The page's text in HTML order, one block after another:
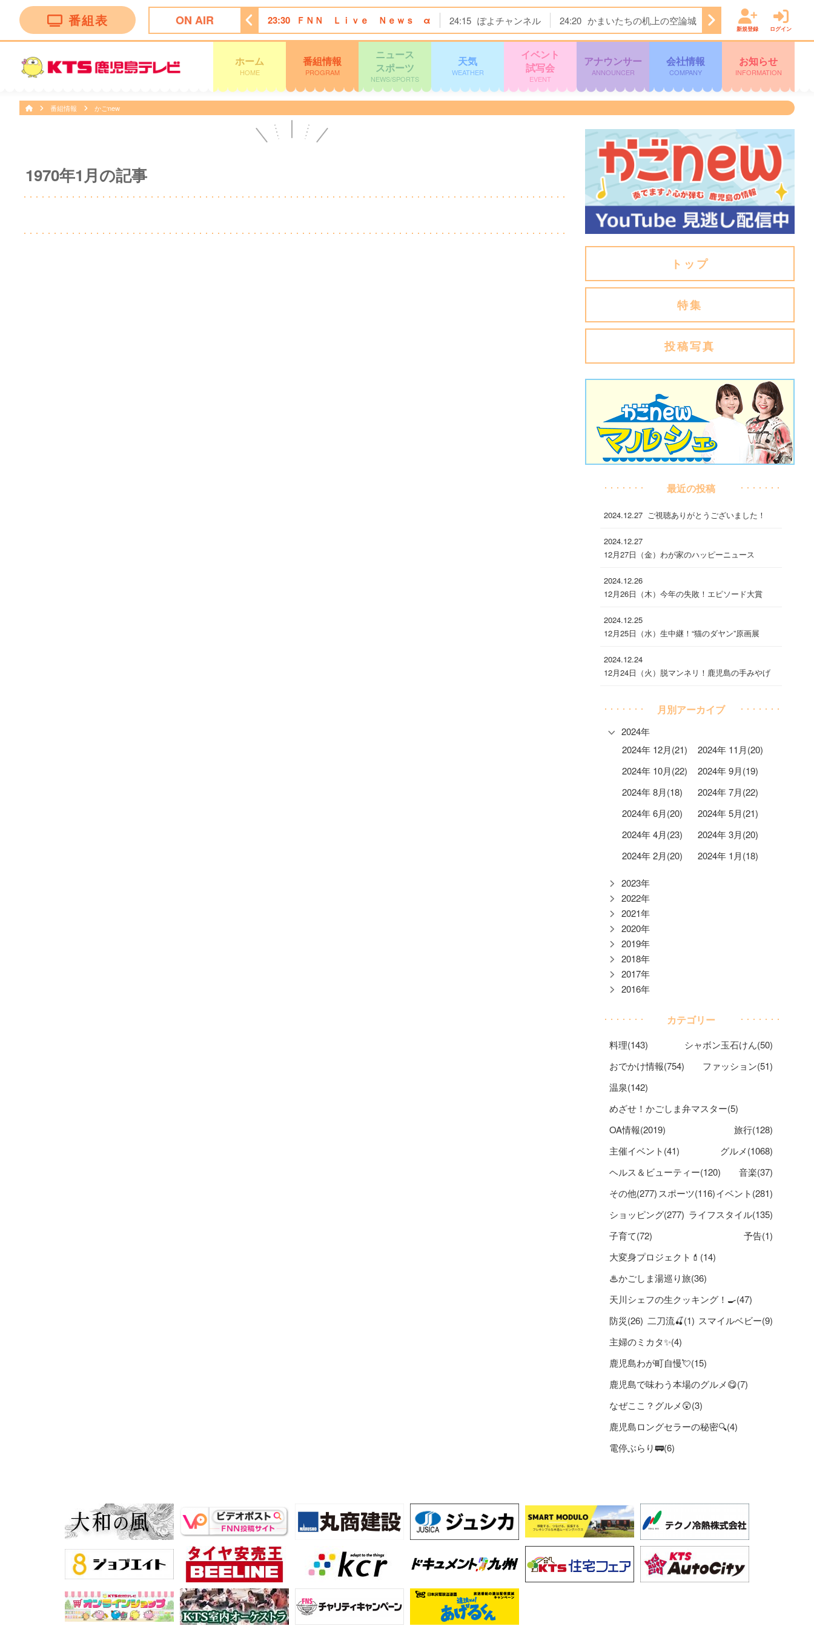
番組表 ON AIR
ストノート 22:54 天気予報 23:00 トークィーンズ 23:30 ＦＮＮ Ｌｉｖｅ Ｎｅｗｓ α 24:15 ぽよチャンネル 24:20 かまいたちの机上の空論城 24:50 相葉◎×部
新規登録 ログイン
ホーム
HOME
番組情報
PROGRAM
ニュース
スポーツ
NEWS/SPORTS
天気
WEATHER
イベント
試写会
EVENT
アナウンサー
ANNOUNCER
会社情報
COMPANY
お知らせ
INFORMATION
番組情報 かごnew
1970年1月の記事
トップ
特集
投稿写真
最近の投稿
2024.12.27 ご視聴ありがとうございました！
2024.12.27
12月27日（金）わが家のハッピーニュース
2024.12.26
12月26日（木）今年の失敗！エピソード大賞
2024.12.25
12月25日（水）生中継！“猫のダヤン”原画展
2024.12.24
12月24日（火）脱マンネリ！鹿児島の手みやげ
月別アーカイブ
2024年
2024年 12月(21)
2024年 11月(20)
2024年 10月(22)
2024年 9月(19)
2024年 8月(18)
2024年 7月(22)
2024年 6月(20)
2024年 5月(21)
2024年 4月(23)
2024年 3月(20)
2024年 2月(20)
2024年 1月(18)
2023年
2022年
2021年
2020年
2019年
2018年
2017年
2016年
カテゴリー
料理(143)
シャボン玉石けん(50)
おでかけ情報(754)
ファッション(51)
温泉(142)
めざせ！かごしま弁マスター(5)
OA情報(2019)
旅行(128)
主催イベント(41)
グルメ(1068)
ヘルス＆ビューティー(120)
音楽(37)
その他(277) スポーツ(116)イベント(281)
ショッピング(277) ライフスタイル(135)
子育て(72)
予告(1)
大変身プロジェクト💄(14)
♨かごしま湯巡り旅(36)
天川シェフの生クッキング！🍳(47)
防災(26) 二刀流🍒(1) スマイルベビー(9)
主婦のミカタ✨(4)
鹿児島わが町自慢💘(15)
鹿児島で味わう本場のグルメ😋(7)
なぜここ？グルメ😲(3)
鹿児島ロングセラーの秘密🔍(4)
電停ぶらり🚃(6)